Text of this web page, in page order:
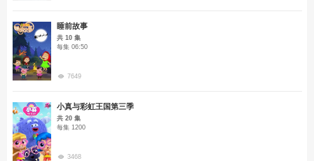
睡前故事
共 10 集
每集 06:50
7649
小真与彩虹王国第三季
共 20 集
每集 1200
3468